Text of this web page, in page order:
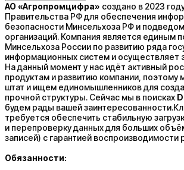
АО «Агропромцифра» создано в 2023
Правительства РФ для обеспечения
безопасности Минсельхоза РФ и
организаций. Компания является единым
Минсельхоза России по развитию ряда
информационных систем и осуществляет
На данный момент у нас идёт активный
продуктам и развитию компании,
штат и ищем единомышленников для
прочной структуры. Сейчас мы в поисках
будем рады вашей заинтересованности.​​​​​​​
требуется обеспечить стабильную
и перепроверку данных для больших
записей) с гарантией воспроизводимости
Обязанности: